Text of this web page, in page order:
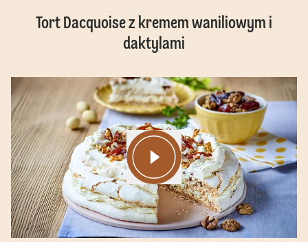
Tort Dacquoise z kremem waniliowym i
daktylami